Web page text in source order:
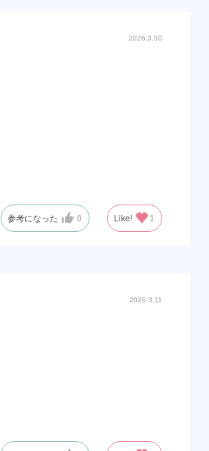
2026.3.30
参考になった 0 Like! 1
2026.3.11